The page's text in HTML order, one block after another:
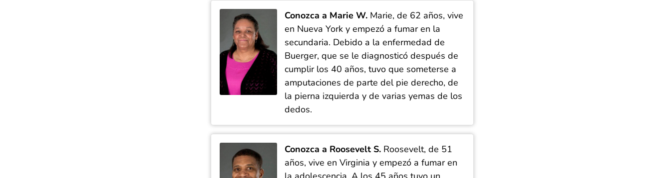
Conozca a Marie W. Marie, de 62 años, vive
en Nueva York y empezó a fumar en la
secundaria. Debido a la enfermedad de
Buerger, que se le diagnosticó después de
cumplir los 40 años, tuvo que someterse a
amputaciones de parte del pie derecho, de
la pierna izquierda y de varias yemas de los
dedos.
Conozca a Roosevelt S. Roosevelt, de 51
años, vive en Virginia y empezó a fumar en